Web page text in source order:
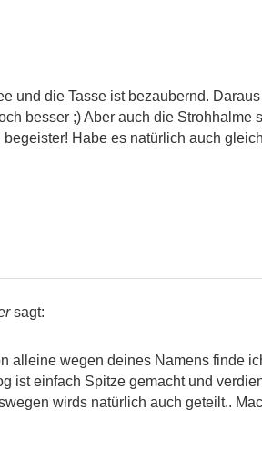
und die Tasse ist bezaubernd.
besser ;) Aber auch die Strohhalme
begeister! Habe es natürlich auch
sagt:
alleine wegen deines Namens finde
ist einfach Spitze gemacht und
wirds natürlich auch geteilt..